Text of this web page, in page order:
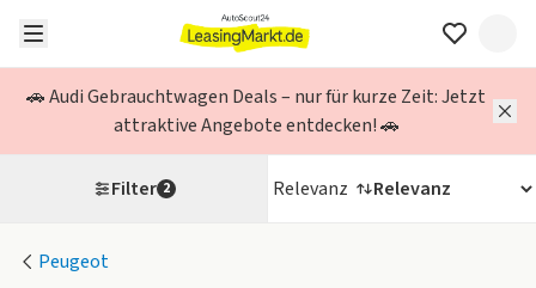
🚗 Audi Gebrauchtwagen Deals – nur für kurze Zeit: Jetzt
attraktive Angebote entdecken! 🚗
Peugeot
Filter 2 Relevanz